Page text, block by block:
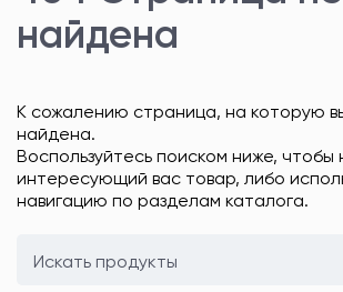
найдена
К сожалению страница, на которую
найдена.
Воспользуйтесь поиском ниже, чтобы
интересующий вас товар, либо
навигацию по разделам каталога.